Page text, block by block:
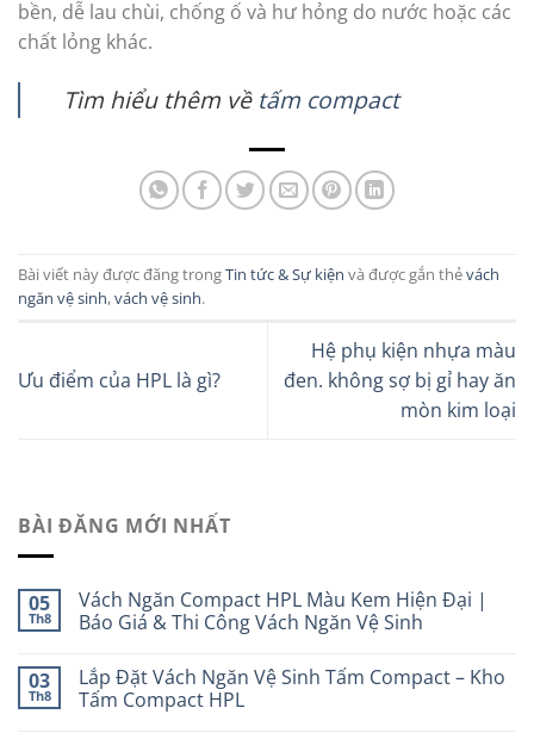
bền, dễ lau chùi, chống ố và hư hỏng do nước hoặc các
chất lỏng khác.
Tìm hiểu thêm về tấm compact
Bài viết này được đăng trongTin tức & Sự kiện và được gắn thẻvách
ngăn vệ sinh,vách vệ sinh.
Ưu điểm của HPL là gì?
Hệ phụ kiện nhựa màu
đen. không sợ bị gỉ hay ăn
mòn kim loại
BÀI ĐĂNG MỚI NHẤT
05
Th8
Vách Ngăn Compact HPL Màu Kem Hiện Đại |
Báo Giá & Thi Công Vách Ngăn Vệ Sinh
03
Th8
Lắp Đặt Vách Ngăn Vệ Sinh Tấm Compact – Kho
Tấm Compact HPL